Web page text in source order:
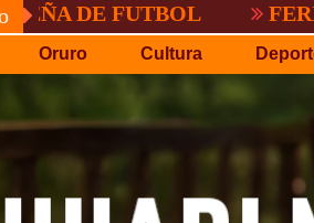
FUTBOL FERIADO
Oruro Cultura